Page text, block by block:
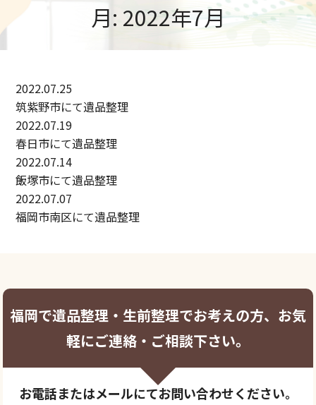
月: 2022年7月
2022.07.25
筑紫野市にて遺品整理
2022.07.19
春日市にて遺品整理
2022.07.14
飯塚市にて遺品整理
2022.07.07
福岡市南区にて遺品整理
福岡で遺品整理・生前整理でお考えの方、お気
軽にご連絡・ご相談下さい。
お電話またはメールにてお問い合わせください。